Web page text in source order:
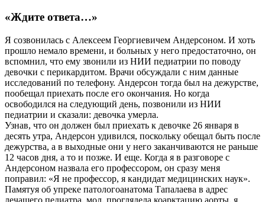
«Ждите ответа…»
Я созвонилась с Алексеем Георгиевичем Андерсоном. И хоть
прошло немало времени, и больных у него предостаточно, он
вспомнил, что ему звонили из НИИ педиатрии по поводу
девочки с перикардитом. Врачи обсуждали с ним данные
исследований по телефону. Андерсон тогда был на дежурстве,
пообещал приехать после его окончания. Но когда
освободился на следующий день, позвонили из НИИ
педиатрии и сказали: девочка умерла.
Узнав, что он должен был приехать к девочке 26 января в
десять утра, Андерсон удивился, поскольку обещал быть после
дежурства, а в выходные они у него заканчиваются не раньше
12 часов дня, а то и позже. И еще. Когда я в разговоре с
Андерсоном назвала его профессором, он сразу меня
поправил: «Я не профессор, я кандидат медицинских наук».
Памятуя об упреке патологоанатома Тапалаева в адрес
лечащего педиатра, мол, проглядела коарктацию аорты, я